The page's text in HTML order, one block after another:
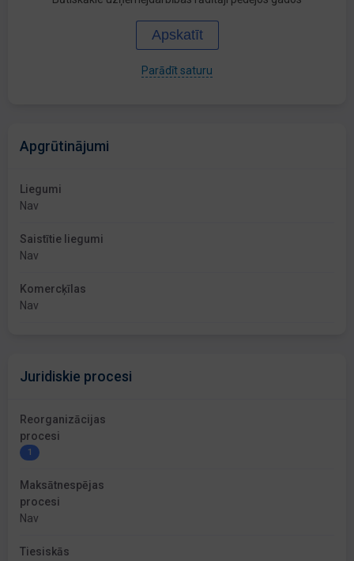
Apskatīt
Parādīt saturu
Apgrūtinājumi
Liegumi
Nav
Saistītie liegumi
Nav
Komercķīlas
Nav
Juridiskie procesi
Reorganizācijas
procesi
1
Maksātnespējas
procesi
Nav
Tiesiskās